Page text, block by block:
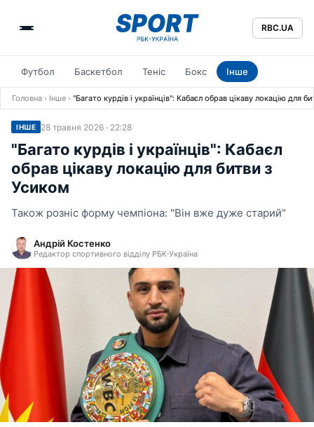
RBC.UA
Футбол Баскетбол Теніс Бокс Інше
Головна › Інше › "Багато курдів і українців": Кабаєл обрав цікаву локацію для
ІНШЕ 28 травня 2026 · 22:28
"Багато курдів і українців": Кабаєл
обрав цікаву локацію для битви з
Усиком
Також розніс форму чемпіона: "Він вже дуже старий"
Андрій Костенко
Редактор спортивного відділу РБК-Україна